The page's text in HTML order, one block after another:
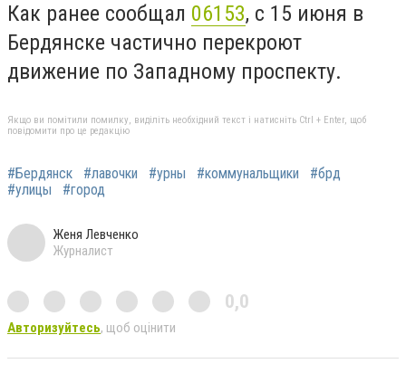
Как ранее сообщал 06153, с 15 июня в
Бердянске частично перекроют
движение по Западному проспекту.
Якщо ви помітили помилку, виділіть необхідний текст і натисніть Ctrl + Enter, щоб
повідомити про це редакцію
#Бердянск #лавочки #урны #коммунальщики
#брд
#улицы
#город
Женя Левченко
Журналист
0,0
Авторизуйтесь, щоб оцінити